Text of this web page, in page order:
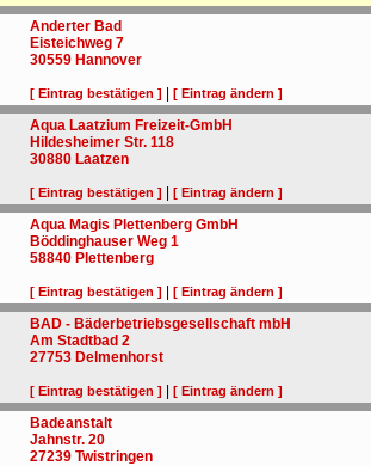
Anderter Bad
Eisteichweg 7
30559 Hannover
[ Eintrag bestätigen ] |[ Eintrag ändern ]
Aqua Laatzium Freizeit-GmbH
Hildesheimer Str. 118
30880 Laatzen
[ Eintrag bestätigen ] |[ Eintrag ändern ]
Aqua Magis Plettenberg GmbH
Böddinghauser Weg 1
58840 Plettenberg
[ Eintrag bestätigen ] |[ Eintrag ändern ]
BAD - Bäderbetriebsgesellschaft mbH
Am Stadtbad 2
27753 Delmenhorst
[ Eintrag bestätigen ] |[ Eintrag ändern ]
Badeanstalt
Jahnstr. 20
27239 Twistringen